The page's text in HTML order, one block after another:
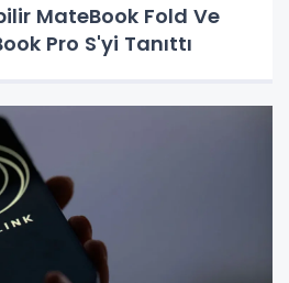
MateBook Fold Ve
Pro S'yi Tanıttı